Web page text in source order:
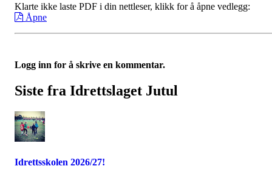
Klarte ikke laste PDF i din nettleser, klikk for å åpne vedlegg:
Åpne
Logg inn for å skrive en kommentar.
Siste fra Idrettslaget Jutul
Idrettsskolen 2026/27!